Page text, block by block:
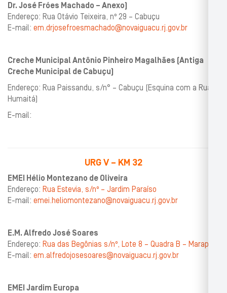
Dr. José Fróes Machado – Anexo)
Endereço: Rua Otávio Teixeira, nº 29 – Cabuçu
E-mail: em.drjosefroesmachado@novaiguacu.rj.gov.br
Creche Municipal Antônio Pinheiro Magalhães (Antiga
Creche Municipal de Cabuçu)
Endereço: Rua Paissandu, s/n° – Cabuçu (Esquina com a Rua
Humaitá)
E-mail:
URG V – KM 32
EMEI Hélio Montezano de Oliveira
Endereço: Rua Estevia, s/nº – Jardim Paraíso
E-mail: emei.heliomontezano@novaiguacu.rj.gov.br
E.M. Alfredo José Soares
Endereço: Rua das Begônias s/nº, Lote 8 – Quadra B – Marapicu
E-mail: em.alfredojosesoares@novaiguacu.rj.gov.br
EMEI Jardim Europa